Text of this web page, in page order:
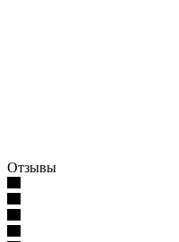
Отзывы